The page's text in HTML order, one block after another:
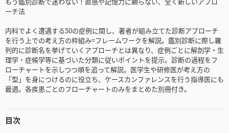
ーチ法
内科でよく遭遇する50の症例に関し、著者が組み立てた診断アプローチ
を行う上での考え方の枠組み=フレームワークを解説。鑑別診断に際し羅
列的に診断名を挙げていくアプローチとは異なり、症例ごとに解剖学・生
理学・症候学等に基づいた分類に従いポイントを提示。診断の過程をフ
ローチャートを示しつつ順を追って解説。医学生や研修医が考え方の
「型」を身につけるのに役立ち、ケースカンファレンスを行う指導医にも
最適。各疾患ごとのフローチャートのみをまとめた別冊付き。
目次